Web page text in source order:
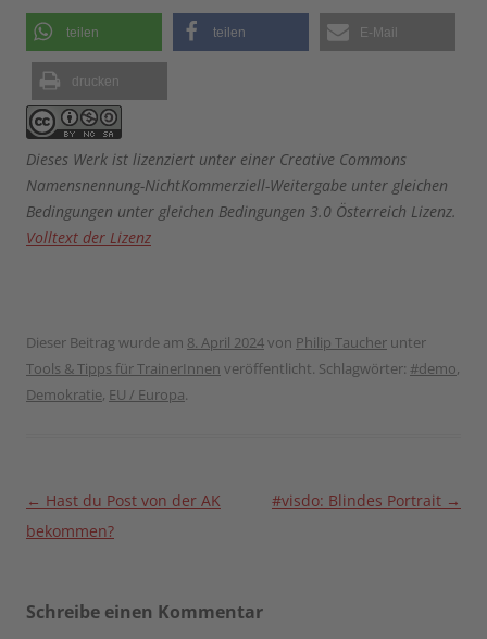
teilen teilen E-Mail
drucken
Dieses Werk ist lizenziert unter einer Creative Commons
Namensnennung-NichtKommerziell-Weitergabe unter gleichen
Bedingungen unter gleichen Bedingungen 3.0 Österreich Lizenz.
Volltext der Lizenz
Dieser Beitrag wurde am 8. April 2024von Philip Taucher unter
Tools & Tipps für TrainerInnen veröffentlicht. Schlagwörter: #demo,
Demokratie, EU / Europa.
Beitragsnavigation
← Hast du Post von der AK
bekommen?
#visdo: Blindes Portrait →
Schreibe einen Kommentar